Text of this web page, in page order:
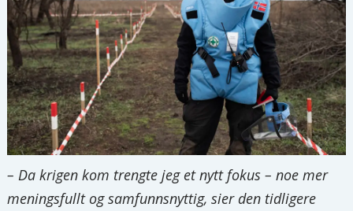
– Da krigen kom trengte jeg et nytt fokus – noe mer
meningsfullt og samfunnsnyttig, sier den tidligere